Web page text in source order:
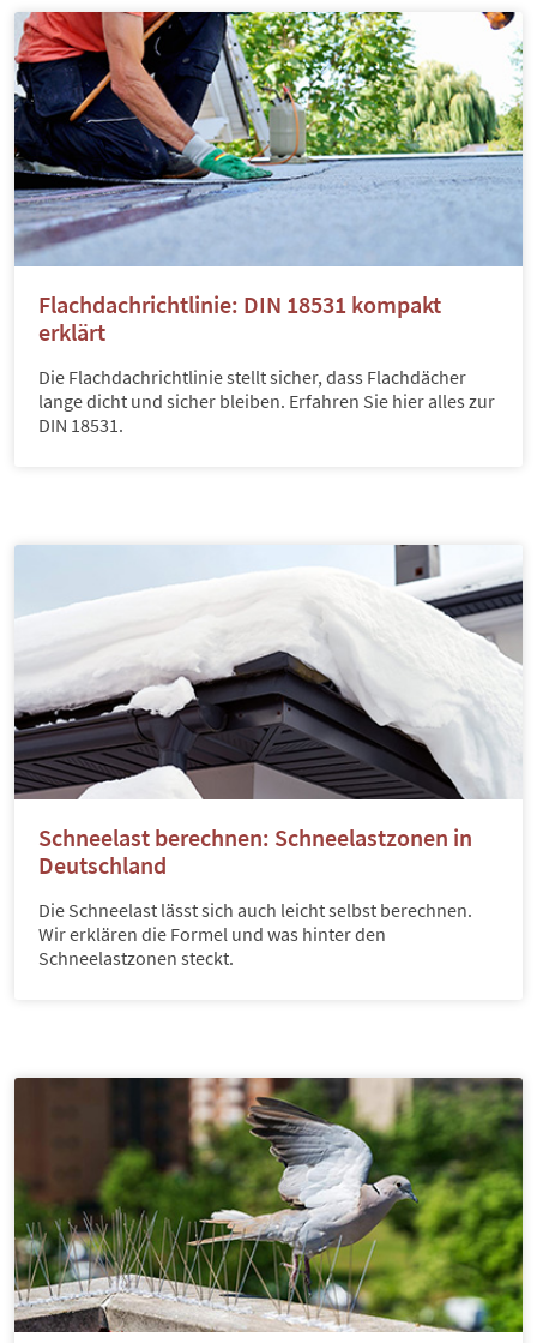
Flachdachrichtlinie: DIN 18531 kompakt
erklärt
Die Flachdachrichtlinie stellt sicher, dass Flachdächer
lange dicht und sicher bleiben. Erfahren Sie hier alles zur
DIN 18531.
Schneelast berechnen: Schneelastzonen in
Deutschland
Die Schneelast lässt sich auch leicht selbst berechnen.
Wir erklären die Formel und was hinter den
Schneelastzonen steckt.